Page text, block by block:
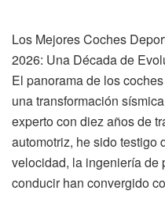
Los Mejores Coches
2026: Una Década de
El panorama de los
una transformación
experto con diez años de
automotriz, he sido testigo
velocidad, la ingeniería de
conducir han convergido